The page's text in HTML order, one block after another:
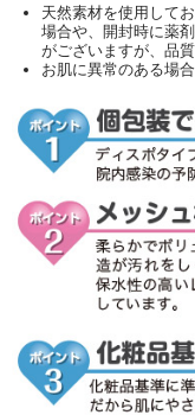
天然素材を使用して
場合や、開封時に薬
がございますが、品
お肌に異常のある場